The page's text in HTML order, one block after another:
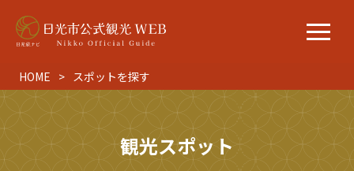
HOME スポットを探す
観光スポット